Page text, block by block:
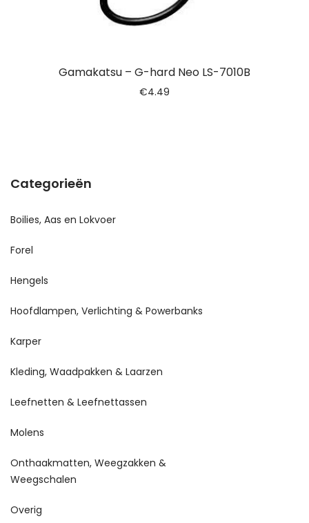
Gamakatsu – G-hard Neo LS-7010B
€4.49
Categorieën
Boilies, Aas en Lokvoer
Forel
Hengels
Hoofdlampen, Verlichting & Powerbanks
Karper
Kleding, Waadpakken & Laarzen
Leefnetten & Leefnettassen
Molens
Onthaakmatten, Weegzakken &
Weegschalen
Overig